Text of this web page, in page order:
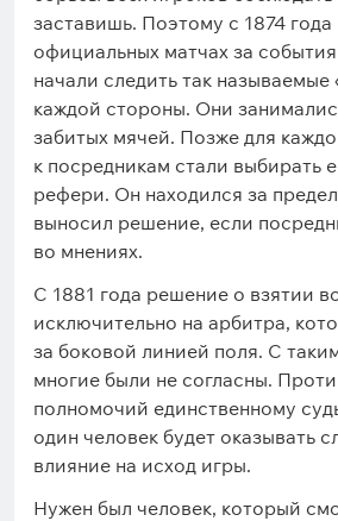
заставишь. Поэтому с 1874 года
официальных матчах за
начали следить так называемые
каждой стороны. Они
забитых мячей. Позже для
к посредникам стали выбирать
рефери. Он находился за
выносил решение, если
во мнениях.
С 1881 года решение о взятии
исключительно на арбитра,
за боковой линией поля. С
многие были не согласны.
полномочий единственному
один человек будет оказывать
влияние на исход игры.
Нужен был человек, который